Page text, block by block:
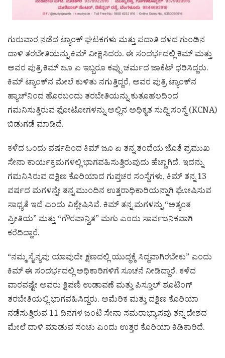
ಗುರುವಾರ ನಡೆದ ಟ್ಯಾಂಕ್ ಘಟಕಗಳು ಮತ್ತು ಪದಾತಿ ದಳದ ಗುಂಡಿನ
ದಾಳಿ ತರಬೇತಿಯನ್ನು ಕಿಮ್ ವೀಕ್ಷಿಸಿದರು. ಈ ಸಂದರ್ಭದಲ್ಲಿ ಕಿಮ್ ಮತ್ತು
ಅವರ ಪುತ್ರಿ ಕಿಮ್ ಜೂ ಏ ಇಬ್ಬರೂ ಕಪ್ಪು ಚರ್ಮದ ಜಾಕೆಟ್ ಧರಿಸಿದ್ದರು.
ಕಿಮ್ ಟ್ಯಾಂಕ್‌ನ ಮೇಲೆ ಕುಳಿತು ನಗುತ್ತಿದ್ದರೆ, ಅವರ ಪುತ್ರಿ ಟ್ಯಾಂಕ್‌ನ
ಹ್ಯಾಚ್‌ನಿಂದ ಹೊರಬಂದು ತರಬೇತಿಯನ್ನು ಕುತೂಹಲದಿಂದ
ಗಮನಿಸುತ್ತಿರುವ ಫೋಟೋಗಳನ್ನು ಅಲ್ಲಿನ ಅಧಿಕೃತ ಸುದ್ದಿ ಸಂಸ್ಥೆ (KCNA)
ಬಿಡುಗಡೆ ಮಾಡಿದೆ.
ಕಳೆದ ಒಂದು ವರ್ಷದಿಂದ ಕಿಮ್ ಜೂ ಏ ತನ್ನ ತಂದೆಯ ಜೊತೆ ಪ್ರಮುಖ
ಸೇನಾ ಕಾರ್ಯಕ್ರಮಗಳಲ್ಲಿ ಭಾಗವಹಿಸುತ್ತಿರುವುದು ಹೆಚ್ಚಾಗಿದೆ. ಇದನ್ನು
ಗಮನಿಸಿರುವ ದಕ್ಷಿಣ ಕೊರಿಯಾದ ಗುಪ್ತಚರ ಸಂಸ್ಥೆಗಳು, ಕಿಮ್ ತನ್ನ 13
ವರ್ಷದ ಮಗಳನ್ನೇ ತನ್ನ ಮುಂದಿನ ಉತ್ತರಾಧಿಕಾರಿಯನ್ನಾಗಿ ಘೋಷಿಸುವ
ಸಾಧ್ಯತೆ ಇದೆ ಎಂದು ವಿಶ್ಲೇಷಿಸಿವೆ. ಕಿಮ್ ತನ್ನ ಮಗಳನ್ನು “ಅತ್ಯಂತ
ಪ್ರೀತಿಯ” ಮತ್ತು “ಗೌರವಾನ್ವಿತ” ಮಗು ಎಂದು ಸಾರ್ವಜನಿಕವಾಗಿ
ಕರೆದಿದ್ದಾರೆ.
“ನಮ್ಮ ಸೈನ್ಯವು ಯಾವುದೇ ಕ್ಷಣದಲ್ಲಿ ಯುದ್ಧಕ್ಕೆ ಸಿದ್ಧವಾಗಿರಬೇಕು” ಎಂದು
ಕಿಮ್ ಈ ಸಂದರ್ಭದಲ್ಲಿ ಅಧಿಕಾರಿಗಳಿಗೆ ಸೂಚನೆ ನೀಡಿದ್ದಾರೆ. ಕಳೆದ
ವಾರವಷ್ಟೇ ಅವರು ಕ್ಷಿಪಣಿ ಉಡಾವಣೆ ಮತ್ತು ಪಿಸ್ತೂಲ್ ಶೂಟಿಂಗ್
ತರಬೇತಿಯಲ್ಲಿ ಭಾಗವಹಿಸಿದ್ದರು. ಅಮೆರಿಕ ಮತ್ತು ದಕ್ಷಿಣ ಕೊರಿಯಾ
ನಡೆಸುತ್ತಿರುವ 11 ದಿನಗಳ ಜಂಟಿ ಸೇನಾ ಸಮರಾಭ್ಯಾಸವು ತನ್ನ ದೇಶದ
ಮೇಲೆ ದಾಳಿ ಮಾಡುವ ಸಂಚು ಎಂದು ಉತ್ತರ ಕೊರಿಯಾ ಕಿಡಿಕಾರಿದೆ.